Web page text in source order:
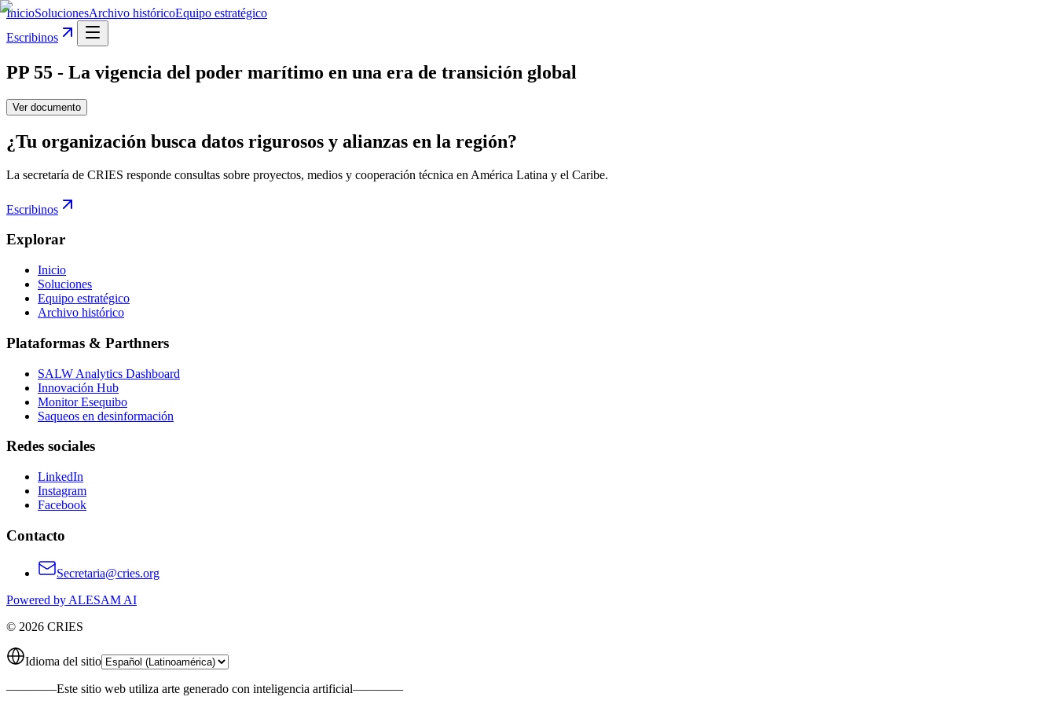
InicioSolucionesArchivo históricoEquipo estratégico
Escribinos
PP 55 - La vigencia del poder marítimo en una era de transición global
Ver documento
¿Tu organización busca datos rigurosos y alianzas en la región?
La secretaría de CRIES responde consultas sobre proyectos, medios y cooperación técnica en América Latina y el Caribe.
Escribinos
Explorar
Inicio
Soluciones
Equipo estratégico
Archivo histórico
Plataformas & Parthners
SALW Analytics Dashboard
Innovación Hub
Monitor Esequibo
Saqueos en desinformación
Redes sociales
LinkedIn
Instagram
Facebook
Contacto
Secretaria@cries.org
Powered by ALESAM AI
© 2026 CRIES
Idioma del sitio
————Este sitio web utiliza arte generado con inteligencia artificial————